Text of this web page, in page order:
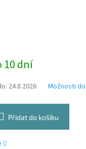
10 dní
24.8.2026 Možnosti
Přidat do košíku